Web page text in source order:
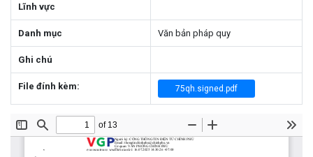
Lĩnh vực
Danh mục Văn bản pháp quy
Ghi chú
File đính kèm: 75qh.signed.pdf